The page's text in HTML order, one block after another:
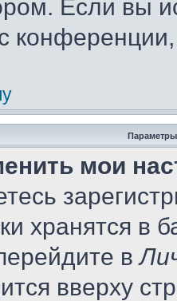
Если вы
Параметры
мои
хранятся в
в
вверху